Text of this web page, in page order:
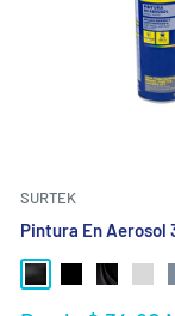
SURTEK
Pintura En Aerosol
NEGRO BRILLANTE
NEGRO MATE
NEGRO